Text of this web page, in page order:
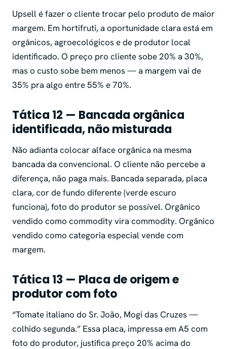
Upsell é fazer o cliente trocar pelo produto de maior
margem. Em hortifruti, a oportunidade clara está em
orgânicos, agroecológicos e de produtor local
identificado. O preço pro cliente sobe 20% a 30%,
mas o custo sobe bem menos — a margem vai de
35% pra algo entre 55% e 70%.
Tática 12 — Bancada orgânica
identificada, não misturada
Não adianta colocar alface orgânica na mesma
bancada da convencional. O cliente não percebe a
diferença, não paga mais. Bancada separada, placa
clara, cor de fundo diferente (verde escuro
funciona), foto do produtor se possível. Orgânico
vendido como commodity vira commodity. Orgânico
vendido como categoria especial vende com
margem.
Tática 13 — Placa de origem e
produtor com foto
“Tomate italiano do Sr. João, Mogi das Cruzes —
colhido segunda.” Essa placa, impressa em A5 com
foto do produtor, justifica preço 20% acima do